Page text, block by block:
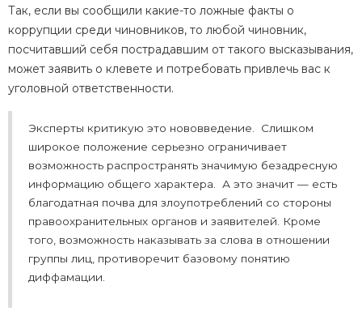
Так, если вы сообщили какие-то ложные факты о
коррупции среди чиновников, то любой чиновник,
посчитавший себя пострадавшим от такого высказывания,
может заявить о клевете и потребовать привлечь вас к
уголовной ответственности.
Эксперты критикую это нововведение. Слишком
широкое положение серьезно ограничивает
возможность распространять значимую безадресную
информацию общего характера. А это значит — есть
благодатная почва для злоупотреблений со стороны
правоохранительных органов и заявителей. Кроме
того, возможность наказывать за слова в отношении
группы лиц, противоречит базовому понятию
диффамации.